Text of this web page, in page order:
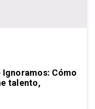
Ignoramos: Cómo
talento,